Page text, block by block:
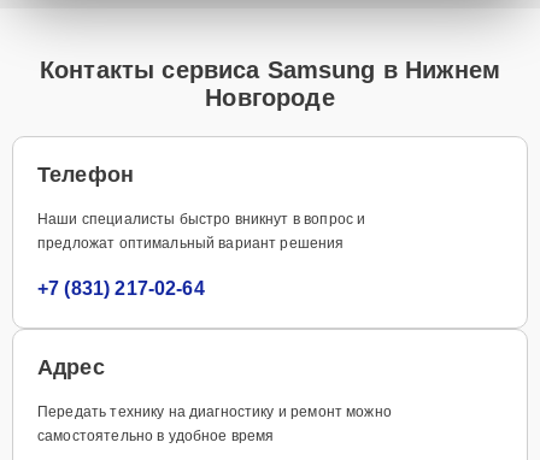
Контакты сервиса Samsung в Нижнем
Новгороде
Телефон
Наши специалисты быстро вникнут в вопрос и
предложат оптимальный вариант решения
+7 (831) 217-02-64
Адрес
Передать технику на диагностику и ремонт можно
самостоятельно в удобное время